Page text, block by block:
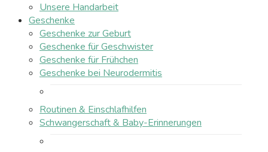
Unsere Handarbeit
Geschenke
Geschenke zur Geburt
Geschenke für Geschwister
Geschenke für Frühchen
Geschenke bei Neurodermitis
Routinen & Einschlafhilfen
Schwangerschaft & Baby-Erinnerungen